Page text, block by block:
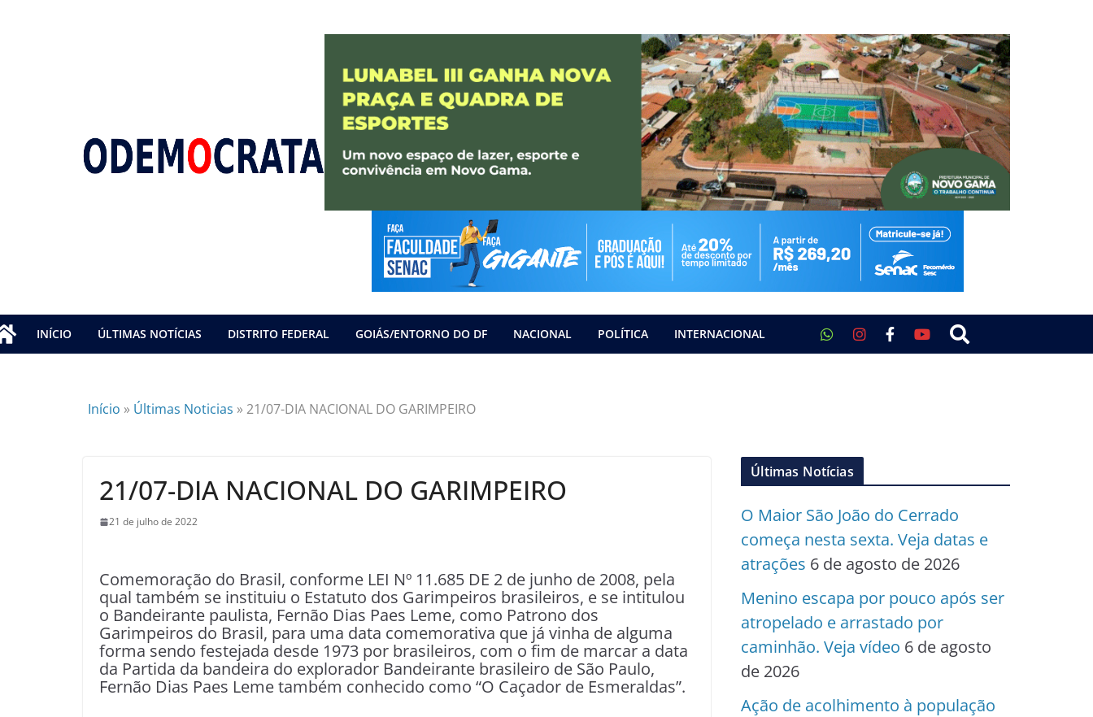
INÍCIO ÚLTIMAS NOTÍCIAS DISTRITO FEDERAL GOIÁS/ENTORNO DO DF NACIONAL POLÍTICA INTERNACIONAL
Início » Últimas Noticias »21/07-DIA NACIONAL DO GARIMPEIRO
21/07-DIA NACIONAL DO GARIMPEIRO
21 de julho de 2022
Comemoração do Brasil, conforme LEI Nº 11.685 DE 2 de junho de 2008, pela
qual também se instituiu o Estatuto dos Garimpeiros brasileiros, e se intitulou
o Bandeirante paulista, Fernão Dias Paes Leme, como Patrono dos
Garimpeiros do Brasil, para uma data comemorativa que já vinha de alguma
forma sendo festejada desde 1973 por brasileiros, com o fim de marcar a data
da Partida da bandeira do explorador Bandeirante brasileiro de São Paulo,
Fernão Dias Paes Leme também conhecido como “O Caçador de Esmeraldas”.
Últimas Notícias
O Maior São João do Cerrado
começa nesta sexta. Veja datas e
atrações 6 de agosto de 2026
Menino escapa por pouco após ser
atropelado e arrastado por
caminhão. Veja vídeo 6 de agosto
de 2026
Ação de acolhimento à população